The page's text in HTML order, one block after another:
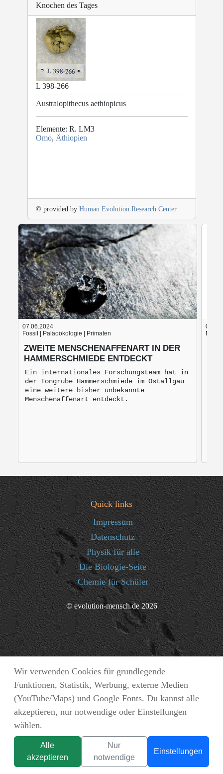
Wir verwenden Cookies für grundlegende
Funktionen, Statistik, Werbung, externe Medien
(YouTube/Maps) und Google Fonts. Du kannst alle
akzeptieren, nur notwendige oder Einstellungen
wählen.
Alle
akzeptieren
Nur
notwendige
Einstellungen
Knochen des Tages
L 398-266
Australopithecus aethiopicus
Elemente: R. LM3
Omo, Äthiopien
© provided by Human Evolution Research Center
07.06.2024
Fossil | Paläoökologie | Primaten
ZWEITE MENSCHENAFFENART IN DER
HAMMERSCHMIEDE ENTDECKT
Ein internationales Forschungsteam hat in
der Tongrube Hammerschmiede im Ostallgäu
eine weitere bisher unbekannte
Menschenaffenart entdeckt.
Nach
Quick links
Impressum
Datenschutz
Physik für alle
Die Biologie-Seite
Chemie für Schüler
© evolution-mensch.de 2026